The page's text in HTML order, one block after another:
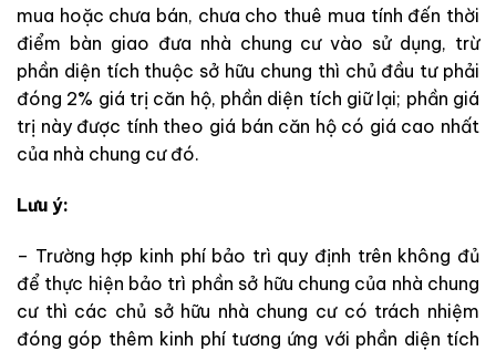
mua hoặc chưa bán, chưa cho thuê mua tính đến thời
điểm bàn giao đưa nhà chung cư vào sử dụng, trừ
phần diện tích thuộc sở hữu chung thì chủ đầu tư phải
đóng 2% giá trị căn hộ, phần diện tích giữ lại; phần giá
trị này được tính theo giá bán căn hộ có giá cao nhất
của nhà chung cư đó.
Lưu ý:
– Trường hợp kinh phí bảo trì quy định trên không đủ
để thực hiện bảo trì phần sở hữu chung của nhà chung
cư thì các chủ sở hữu nhà chung cư có trách nhiệm
đóng góp thêm kinh phí tương ứng với phần diện tích